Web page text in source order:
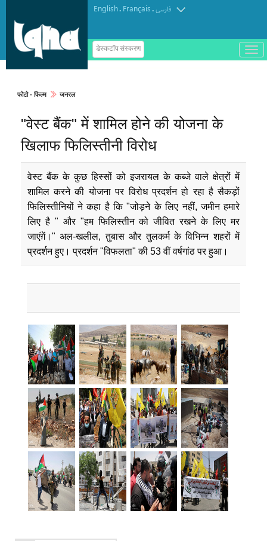
English. Français.فارسی
डेस्कटॉप संस्करण
ب
ا
फोटो - फिल्म जनरल
"वेस्ट बैंक" में शामिल होने की योजना के
खिलाफ फिलिस्तीनी विरोध
वेस्ट बैंक के कुछ हिस्सों को इजरायल के कब्जे वाले क्षेत्रों में
शामिल करने की योजना पर विरोध प्रदर्शन हो रहा है सैकड़ों
फिलिस्तीनियों ने कहा है कि "जोड़ने के लिए नहीं, जमीन हमारे
लिए है " और "हम फिलिस्तीन को जीवित रखने के लिए मर
जाएंग़ें।" अल-खलील, तुबास और तुलकर्म के विभिन्न शहरों में
प्रदर्शन हुए। प्रदर्शन "विफलता" की 53 वीं वर्षगांठ पर हुआ।